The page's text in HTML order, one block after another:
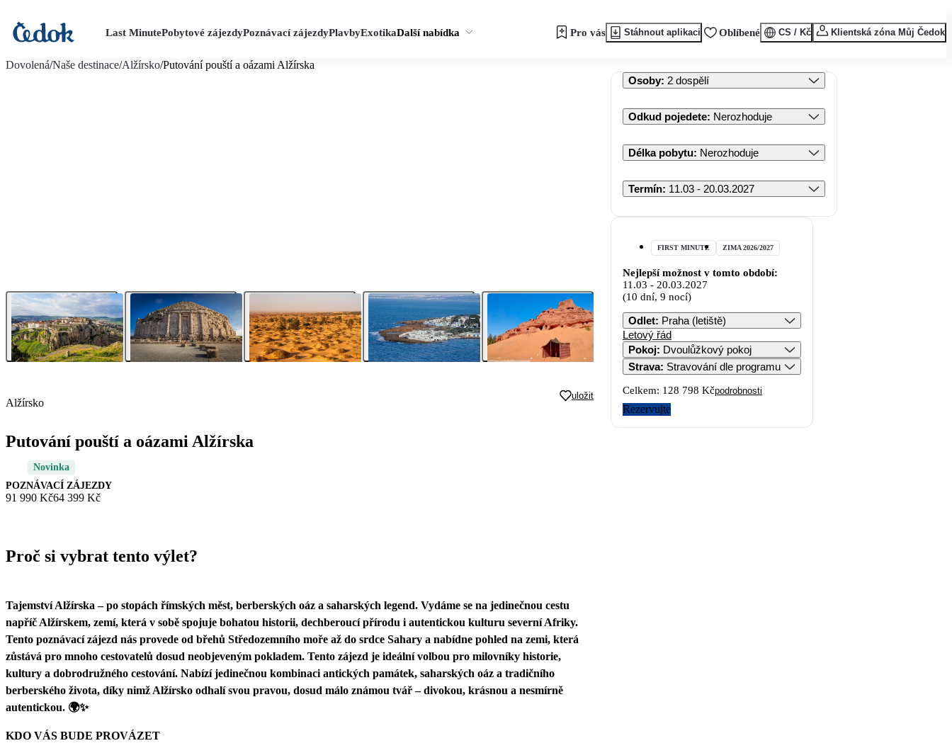
Last MinutePobytové zájezdyPoznávací zájezdyPlavbyExotikaDalší nabídka Pro vás Stáhnout aplikaci Oblíbené CS / Kč Klientská zóna Můj Čedok
Dovolená/Naše destinace/Alžírsko/Putování pouští a oázami Alžírska
Alžírsko
uložit
Putování pouští a oázami Alžírska
Novinka
POZNÁVACÍ ZÁJEZDY
91 990 Kč64 399 Kč
Proč si vybrat tento výlet?
Tajemství Alžírska – po stopách římských měst, berberských oáz a saharských legend. Vydáme se na jedinečnou cestu
napříč Alžírskem, zemí, která v sobě spojuje bohatou historii, dechberoucí přírodu i autentickou kulturu severní Afriky.
Tento poznávací zájezd nás provede od břehů Středozemního moře až do srdce Sahary a nabídne pohled na zemi, která
zůstává pro mnoho cestovatelů dosud neobjeveným pokladem. Tento zájezd je ideální volbou pro milovníky historie,
kultury a dobrodružného cestování. Nabízí jedinečnou kombinaci antických památek, saharských oáz a tradičního
berberského života, díky nimž Alžírsko odhalí svou pravou, dosud málo známou tvář – divokou, krásnou a nesmírně
autentickou. 🌍✨
KDO VÁS BUDE PROVÁZET
Osoby: 2 dospělí
Odkud pojedete: Nerozhoduje
Délka pobytu: Nerozhoduje
Termín: 11.03 - 20.03.2027
FIRST MINUTE ZIMA 2026/2027
Nejlepší možnost v tomto období:
11.03 - 20.03.2027
(10 dní, 9 nocí)
Odlet: Praha (letiště)
Letový řád
Pokoj: Dvoulůžkový pokoj
Strava: Stravování dle programu
Celkem: 128 798 Kčpodrobnosti
Rezervujte